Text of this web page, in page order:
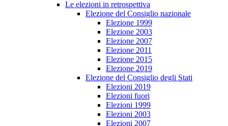
Le elezioni in retrospettiva
Elezione del Consiglio nazionale
Elezione 1999
Elezione 2003
Elezione 2007
Elezione 2011
Elezione 2015
Elezione 2019
Elezione del Consiglio degli Stati
Elezioni 2019
Elezioni fuori
Elezioni 1999
Elezioni 2003
Elezioni 2007